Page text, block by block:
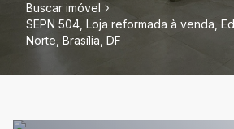
Buscar imóvel
SEPN 504, Loja reformada à venda,
Norte, Brasília, DF